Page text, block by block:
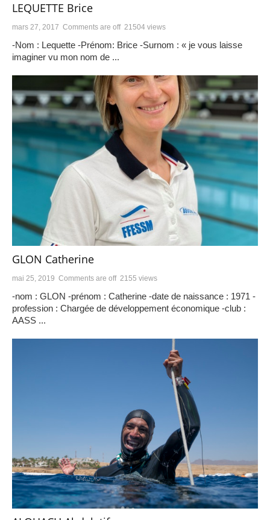
LEQUETTE Brice
mars 27, 2017 Comments are off 21504 views
-Nom : Lequette -Prénom: Brice -Surnom : « je vous laisse
imaginer vu mon nom de ...
GLON Catherine
mai 25, 2019 Comments are off 2155 views
-nom : GLON -prénom : Catherine -date de naissance : 1971 -
profession : Chargée de développement économique -club :
AASS ...